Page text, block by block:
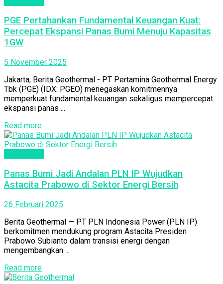
PGE Pertahankan Fundamental Keuangan Kuat:
Percepat Ekspansi Panas Bumi Menuju Kapasitas
1GW
5 November 2025
Jakarta, Berita Geothermal - PT Pertamina Geothermal Energy
Tbk (PGE) (IDX: PGEO) menegaskan komitmennya
memperkuat fundamental keuangan sekaligus mempercepat
ekspansi panas ...
Read more
Panas Bumi Jadi Andalan PLN IP Wujudkan
Astacita Prabowo di Sektor Energi Bersih
26 Februari 2025
Berita Geothermal — PT PLN Indonesia Power (PLN IP)
berkomitmen mendukung program Astacita Presiden
Prabowo Subianto dalam transisi energi dengan
mengembangkan ...
Read more